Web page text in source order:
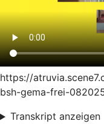
https://
bsh-gema-frei-
Transkript anzeigen